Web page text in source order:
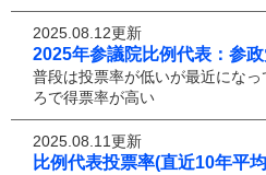
2025.08.12更新
2025年参議院比例代表：参政
普段は投票率が低いが最近にな
ろで得票率が高い
2025.08.11更新
比例代表投票率(直近10年平